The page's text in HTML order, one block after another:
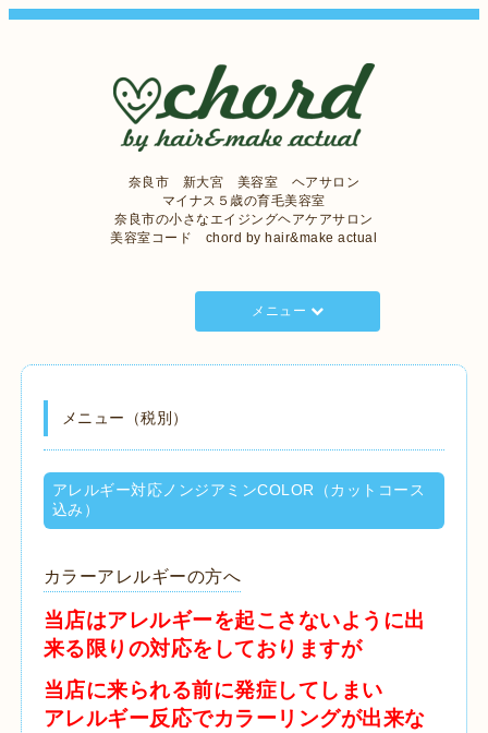
奈良市 新大宮 美容室 ヘアサロン
マイナス５歳の育毛美容室
奈良市の小さなエイジングヘアケアサロン
美容室コード chord by hair&make actual
メニュー
メニュー（税別）
アレルギー対応ノンジアミンCOLOR（カットコース
込み）
カラーアレルギーの方へ
当店はアレルギーを起こさないように出
来る限りの対応をしておりますが
当店に来られる前に発症してしまい
アレルギー反応でカラーリングが出来な